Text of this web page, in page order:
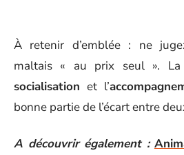
À retenir d’emblée : ne
maltais « au prix seul ». La
socialisation et l’
bonne partie de l’écart entre
A découvrir également :